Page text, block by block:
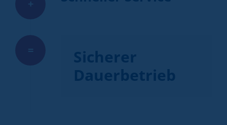
+
=
Sicherer
Dauerbetrieb